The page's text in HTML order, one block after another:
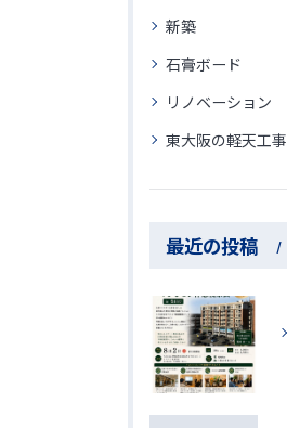
新築
石膏ボード
リノベーション
東大阪の軽天工事
最近の投稿